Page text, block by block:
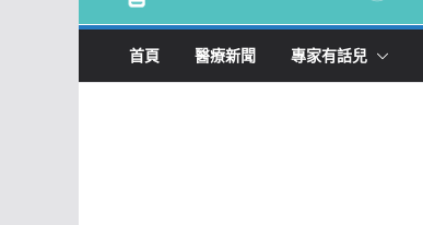
首頁 醫療新聞 專家有話兒